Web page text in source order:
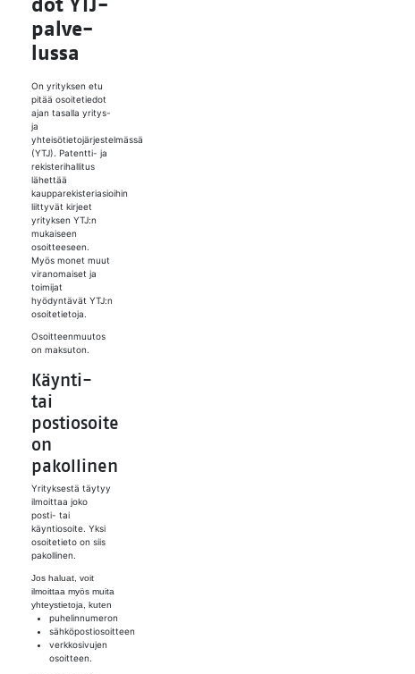
dot YTJ-
pal­ve­
lus­sa
On yrityksen etu
pitää osoitetiedot
ajan tasalla yritys-
ja
yhteisötietojärjestelmässä
(YTJ). Patentti- ja
rekisterihallitus
lähettää
kaupparekisteriasioihin
liittyvät kirjeet
yrityksen YTJ:n
mukaiseen
osoitteeseen.
Myös monet muut
viranomaiset ja
toimijat
hyödyntävät YTJ:n
osoitetietoja.
Osoitteenmuutos
on maksuton.
Käynti-
tai
postiosoite
on
pakollinen
Yrityksestä täytyy
ilmoittaa joko
posti- tai
käyntiosoite. Yksi
osoitetieto on siis
pakollinen.
Jos haluat, voit
ilmoittaa myös muita
yhteystietoja, kuten
puhelinnumeron
sähköpostiosoitteen
verkkosivujen
osoitteen.